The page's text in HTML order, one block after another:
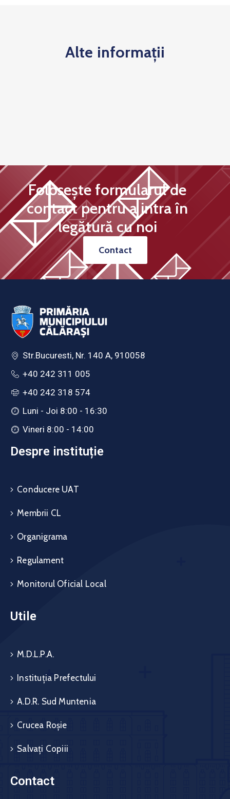
Alte informații
Folosește formularul de
contact pentru a intra în
legătură cu noi
Contact
Str.Bucuresti, Nr. 140 A, 910058
+40 242 311 005
+40 242 318 574
Luni - Joi 8:00 - 16:30
Vineri 8:00 - 14:00
Despre instituție
Conducere UAT
Membrii CL
Organigrama
Regulament
Monitorul Oficial Local
Utile
M.D.L.P.A.
Instituția Prefectului
A.D.R. Sud Muntenia
Crucea Roșie
Salvați Copiii
Contact